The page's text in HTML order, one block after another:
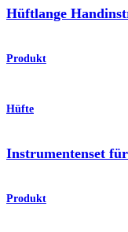
Hüftlange
Produkt
Hüfte
Instrumentenset
Produkt